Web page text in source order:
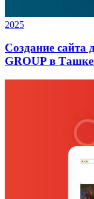
2025
Создание
GROUP в